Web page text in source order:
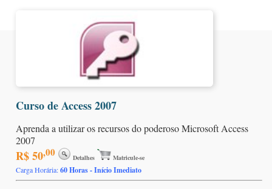
Curso de Access 2007
Aprenda a utilizar os recursos do poderoso Microsoft Access
2007
R$ 50,00 Detalhes Matricule-se
Carga Horária:60 Horas - Início Imediato